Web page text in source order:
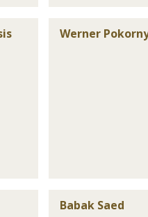
Werner
Babak Saed